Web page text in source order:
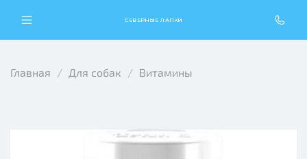
СЕВЕРНЫЕ ЛАПКИ
Главная Для собак Витамины